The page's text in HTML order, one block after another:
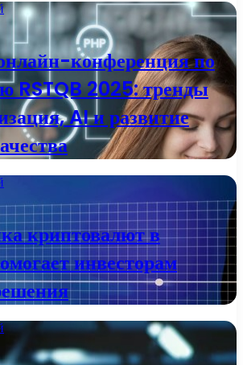
конференция по
RSTQB 2025: тренды
AI и развитие
криптовалют в
инвесторам